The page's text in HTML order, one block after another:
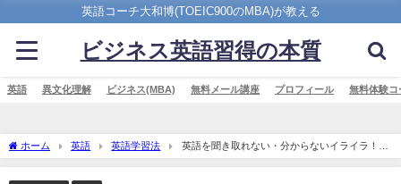
英語コーチ大和博(TOEIC900のMBA)が教える
ビジネス英語習得の本質
英語 異文化理解 ビジネス(MBA) 無料メール講座 プロフィール 無料体験コ
ホーム 英語 英語学習法
英語を聞き取れない・分からないイライラ！一
瞬で解消する方法を教えます